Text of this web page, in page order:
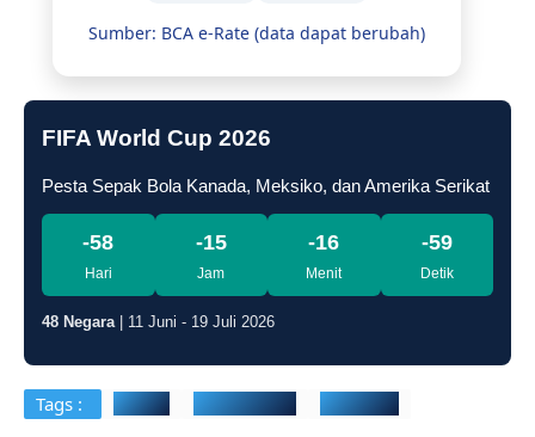
Sumber: BCA e-Rate (data dapat berubah)
FIFA World Cup 2026
Pesta Sepak Bola Kanada, Meksiko, dan Amerika Serikat
-58
Hari
-15
Jam
-16
Menit
-60
Detik
48 Negara| 11 Juni - 19 Juli 2026
Tags : Gowes